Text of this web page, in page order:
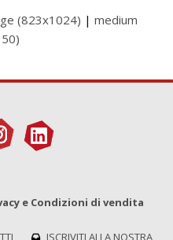
(823x1024) |medium
e Condizioni di vendita
ISCRIVITI ALLA NOSTRA